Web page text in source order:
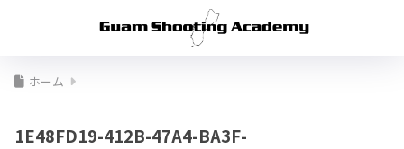
ホーム
1E48FD19-412B-47A4-BA3F-